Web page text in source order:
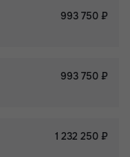
993 750 ₽
993 750 ₽
1 232 250 ₽